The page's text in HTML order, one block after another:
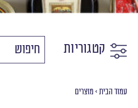
קטגוריות
עמוד הבית >מוצרים